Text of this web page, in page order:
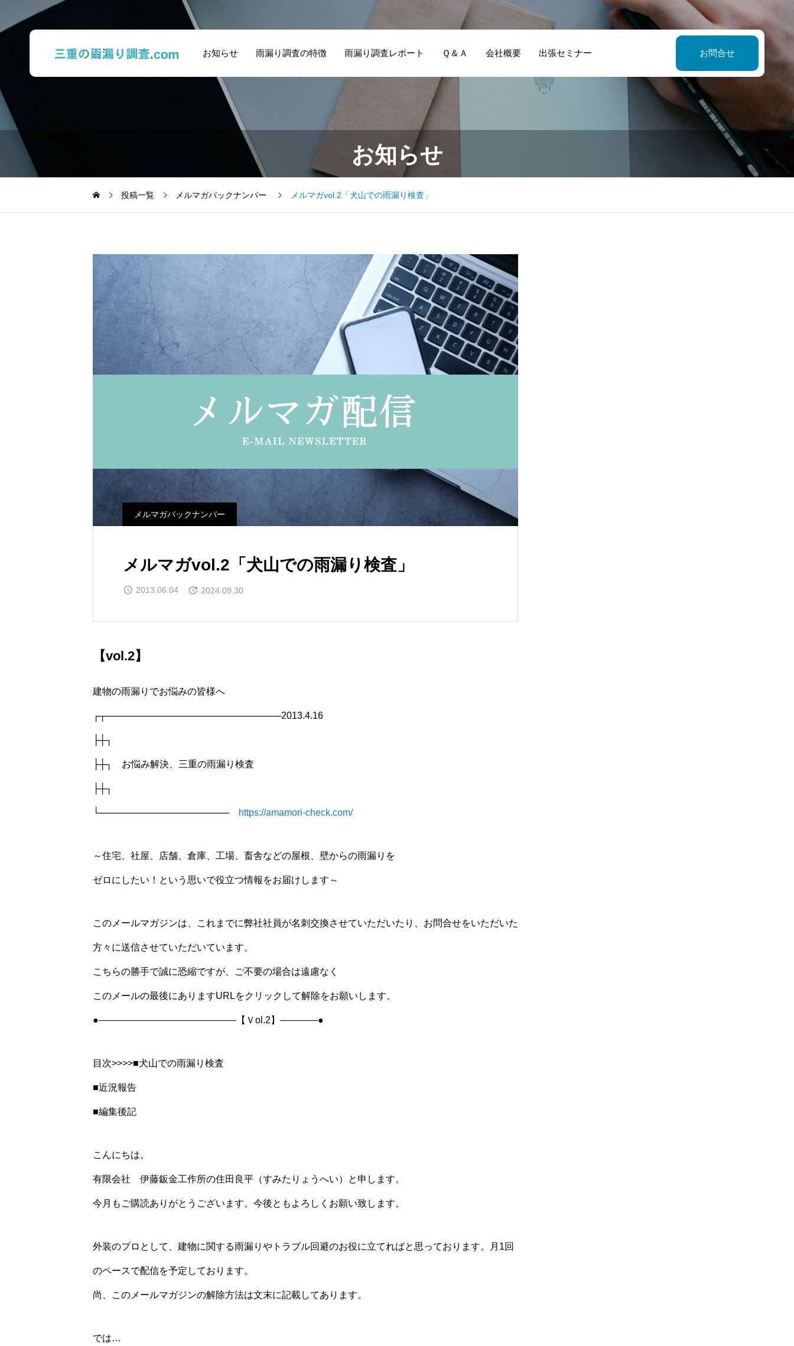
お知らせ 雨漏り調査の特徴 雨漏り調査レポート Ｑ＆Ａ 会社概要 出張セミナー お問合せ
お知らせ
投稿一覧 メルマガバックナンバー メルマガvol.2「犬山での雨漏り検査」
メルマガバックナンバー
メルマガvol.2「犬山での雨漏り検査」
2013.06.04 2024.09.30
【vol.2】
建物の雨漏りでお悩みの皆様へ
┌┬───────────────────────────2013.4.16
├┼┐
├┼┐ お悩み解決、三重の雨漏り検査
├┼┐
└──────────────────── https://amamori-check.com/
～住宅、社屋、店舗、倉庫、工場、畜舎などの屋根、壁からの雨漏りを
ゼロにしたい！という思いで役立つ情報をお届けします～
このメールマガジンは、これまでに弊社社員が名刺交換させていただいたり、お問合せをいただいた
方々に送信させていただいています。
こちらの勝手で誠に恐縮ですが、ご不要の場合は遠慮なく
このメールの最後にありますURLをクリックして解除をお願いします。
●——————————————–【Ｖol.2】————●
目次>>>>■犬山での雨漏り検査
■近況報告
■編集後記
こんにちは。
有限会社 伊藤鈑金工作所の住田良平（すみたりょうへい）と申します。
今月もご購読ありがとうございます。今後ともよろしくお願い致します。
外装のプロとして、建物に関する雨漏りやトラブル回避のお役に立てればと思っております。月1回
のペースで配信を予定しております。
尚、このメールマガジンの解除方法は文末に記載してあります。
では…